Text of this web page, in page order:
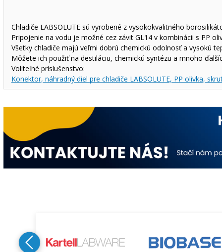
Chladiče LABSOLUTE sú vyrobené z vysokokvalitného
Pripojenie na vodu je možné cez závit GL14 v kombinácii s PP
Všetky chladiče majú veľmi dobrú chemickú odolnosť a vysokú
Môžete ich použiť na destiláciu, chemickú syntézu a mnoho
Voliteľné príslušenstvo:
Konektor, náhradný diel pre chladiče LABSOLUTE, PP olivka,